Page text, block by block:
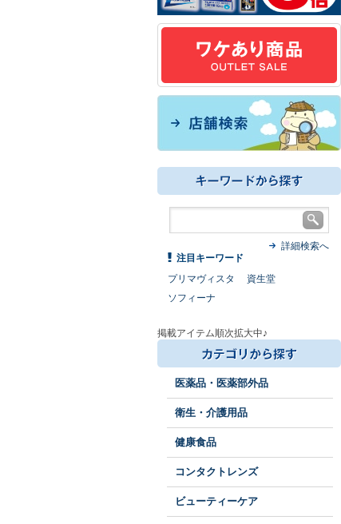
詳細検索へ
注目キーワード
プリマヴィスタ
資生堂
ソフィーナ
掲載アイテム順次拡大中♪
医薬品・医薬部外品
衛生・介護用品
健康食品
コンタクトレンズ
ビューティーケア